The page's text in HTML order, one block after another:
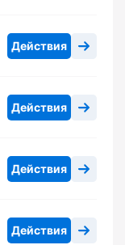
Действия
Действия
Действия
Действия